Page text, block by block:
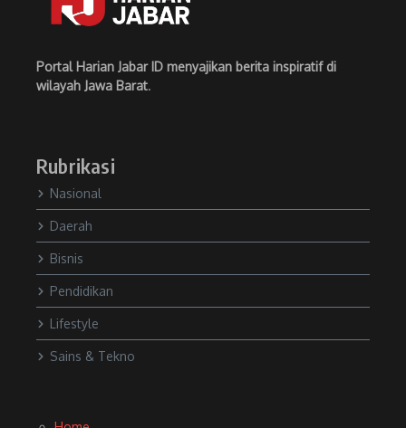
Portal Harian Jabar ID menyajikan berita inspiratif di
wilayah Jawa Barat.
Rubrikasi
Nasional
Daerah
Bisnis
Pendidikan
Lifestyle
Sains & Tekno